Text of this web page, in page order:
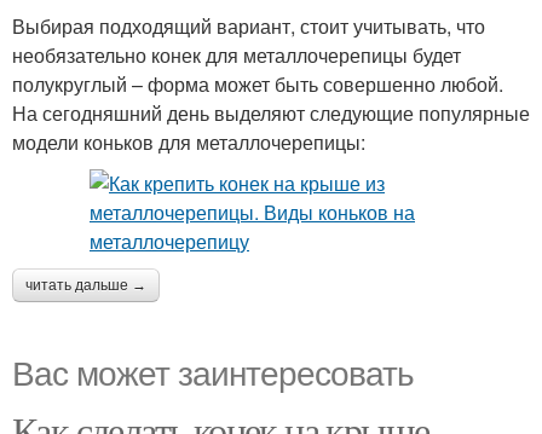
Выбирая подходящий вариант, стоит учитывать, что
необязательно конек для металлочерепицы будет
полукруглый – форма может быть совершенно любой.
На сегодняшний день выделяют следующие популярные
модели коньков для металлочерепицы:
читать дальше →
Вас может заинтересовать